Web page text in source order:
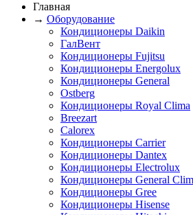
Главная
→ Оборудование
Кондиционеры Daikin
ГалВент
Кондиционеры Fujitsu
Кондиционеры Energolux
Кондиционеры General
Ostberg
Кондиционеры Royal Clima
Breezart
Calorex
Кондиционеры Carrier
Кондиционеры Dantex
Кондиционеры Electrolux
Кондиционеры General
Кондиционеры Gree
Кондиционеры Hisense